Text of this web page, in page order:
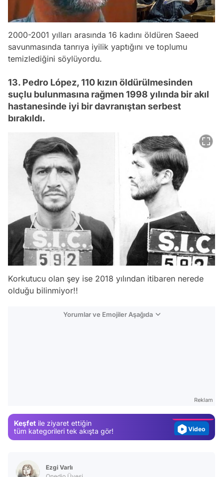
2000-2001 yılları arasında 16 kadını öldüren Saeed
savunmasında tanrıya iyilik yaptığını ve toplumu
temizlediğini söylüyordu.
13. Pedro López, 110 kızın öldürülmesinden
suçlu bulunmasına rağmen 1998 yılında bir akıl
hastanesinde iyi bir davranıştan serbest
bırakıldı.
Korkutucu olan şey ise 2018 yılından itibaren nerede
olduğu bilinmiyor!!
Yorumlar ve Emojiler Aşağıda
Reklam
Keşfet ile ziyaret ettiğin
tüm kategorileri tek akışta gör!
Video
Ezgi Varlı